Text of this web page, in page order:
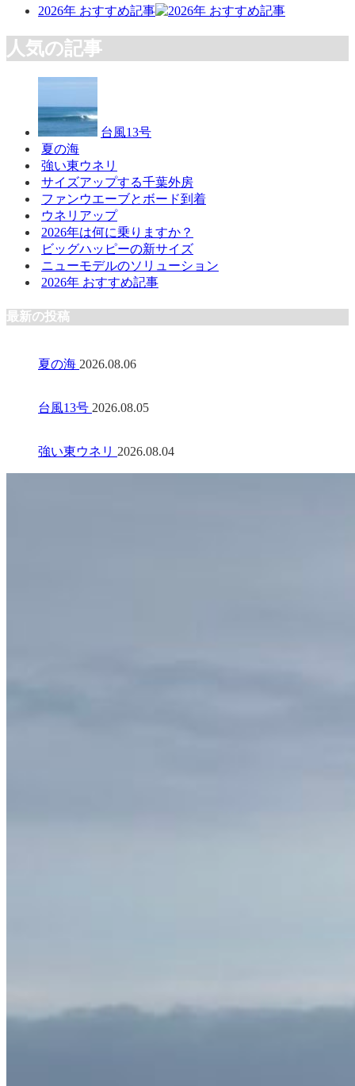
2026年 おすすめ記事
人気の記事
台風13号
夏の海
強い東ウネリ
サイズアップする千葉外房
ファンウエーブとボード到着
ウネリアップ
2026年は何に乗りますか？
ビッグハッピーの新サイズ
ニューモデルのソリューション
2026年 おすすめ記事
最新の投稿
夏の海 2026.08.06
台風13号 2026.08.05
強い東ウネリ 2026.08.04